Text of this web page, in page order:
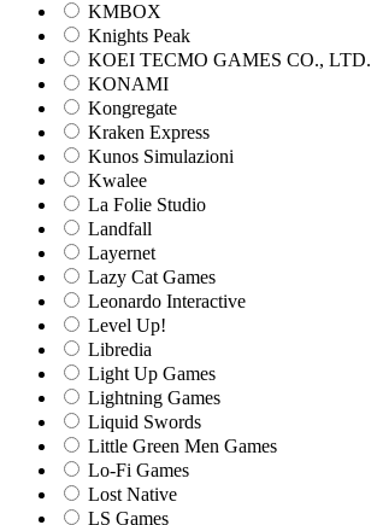
KMBOX
Knights Peak
KOEI TECMO GAMES CO., LTD.
KONAMI
Kongregate
Kraken Express
Kunos Simulazioni
Kwalee
La Folie Studio
Landfall
Layernet
Lazy Cat Games
Leonardo Interactive
Level Up!
Libredia
Light Up Games
Lightning Games
Liquid Swords
Little Green Men Games
Lo-Fi Games
Lost Native
LS Games